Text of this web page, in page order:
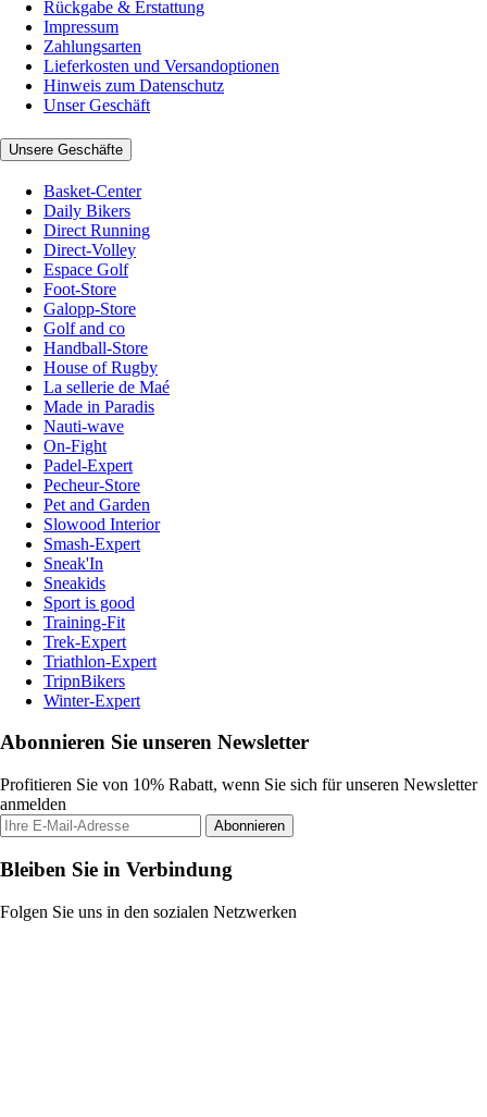
Rückgabe & Erstattung
Impressum
Zahlungsarten
Lieferkosten und Versandoptionen
Hinweis zum Datenschutz
Unser Geschäft
Unsere Geschäfte
Basket-Center
Daily Bikers
Direct Running
Direct-Volley
Espace Golf
Foot-Store
Galopp-Store
Golf and co
Handball-Store
House of Rugby
La sellerie de Maé
Made in Paradis
Nauti-wave
On-Fight
Padel-Expert
Pecheur-Store
Pet and Garden
Slowood Interior
Smash-Expert
Sneak'In
Sneakids
Sport is good
Training-Fit
Trek-Expert
Triathlon-Expert
TripnBikers
Winter-Expert
Abonnieren Sie unseren Newsletter
Profitieren Sie von 10% Rabatt, wenn Sie sich für unseren Newsletter
anmelden
Abonnieren
Bleiben Sie in Verbindung
Folgen Sie uns in den sozialen Netzwerken